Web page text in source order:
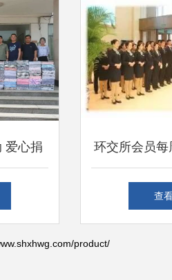
爱心捐
共筑绿
环交所会员
银龙物业管
查
product/